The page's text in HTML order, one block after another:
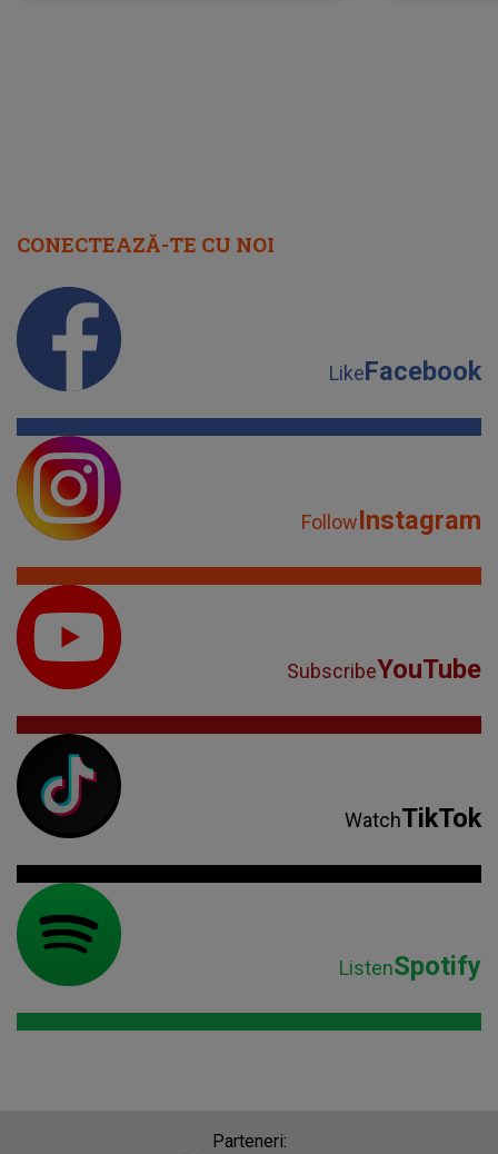
CONECTEAZĂ-TE CU NOI
LikeFacebook
FollowInstagram
SubscribeYouTube
WatchTikTok
ListenSpotify
Parteneri: